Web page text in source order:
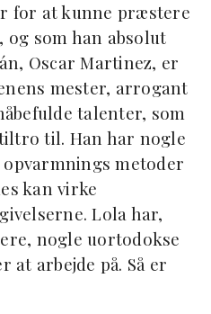
for at kunne præstere
som han absolut
Oscar Martinez, er
mester, arrogant
talenter, som
til. Han har nogle
metoder
kan virke
Lola har,
nogle uortodokse
at arbejde på. Så er